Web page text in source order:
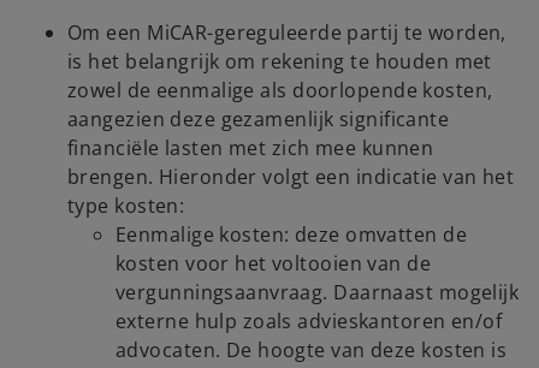
Om een MiCAR-gereguleerde partij te worden,
is het belangrijk om rekening te houden met
zowel de eenmalige als doorlopende kosten,
aangezien deze gezamenlijk significante
financiële lasten met zich mee kunnen
brengen. Hieronder volgt een indicatie van het
type kosten:
Eenmalige kosten: deze omvatten de
kosten voor het voltooien van de
vergunningsaanvraag. Daarnaast mogelijk
externe hulp zoals advieskantoren en/of
advocaten. De hoogte van deze kosten is